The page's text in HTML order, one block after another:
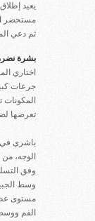
يعيد
مستحضر
ثم دعي
بشرة
اختاري
جرعات
المكونات
تعرضها
باشري
الوجه،
وفق
وسط
مستوى
الفم